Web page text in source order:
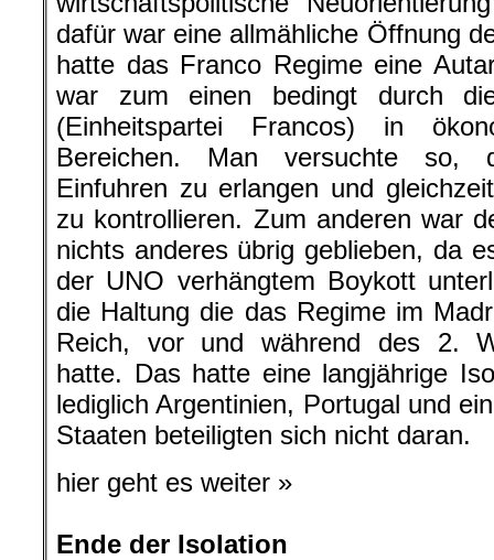
dafür war eine allmähliche Öffnung
hatte das Franco Regime eine
war zum einen bedingt durch
(Einheitspartei Francos) in
Bereichen. Man versuchte so,
Einfuhren zu erlangen und
zu kontrollieren. Zum anderen war
nichts anderes übrig geblieben, da
der UNO verhängtem Boykott
die Haltung die das Regime im
Reich, vor und während des 2.
hatte. Das hatte eine langjährige
lediglich Argentinien, Portugal und
Staaten beteiligten sich nicht daran.
hier geht es weiter »
Ende der Isolation